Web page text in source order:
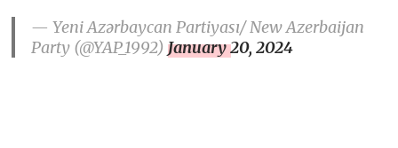
— Yeni Azərbaycan Partiyası/ New Azerbaijan
Party (@YAP_1992)January 20, 2024